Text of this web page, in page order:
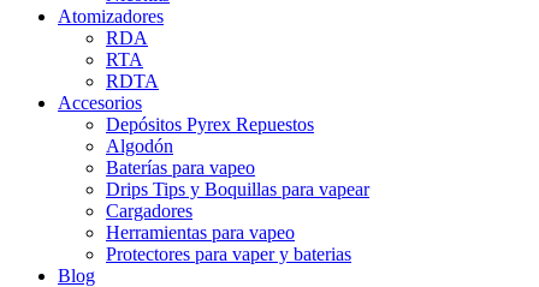
Atomizadores
RDA
RTA
RDTA
Accesorios
Depósitos Pyrex Repuestos
Algodón
Baterías para vapeo
Drips Tips y Boquillas para vapear
Cargadores
Herramientas para vapeo
Protectores para vaper y baterias
Blog